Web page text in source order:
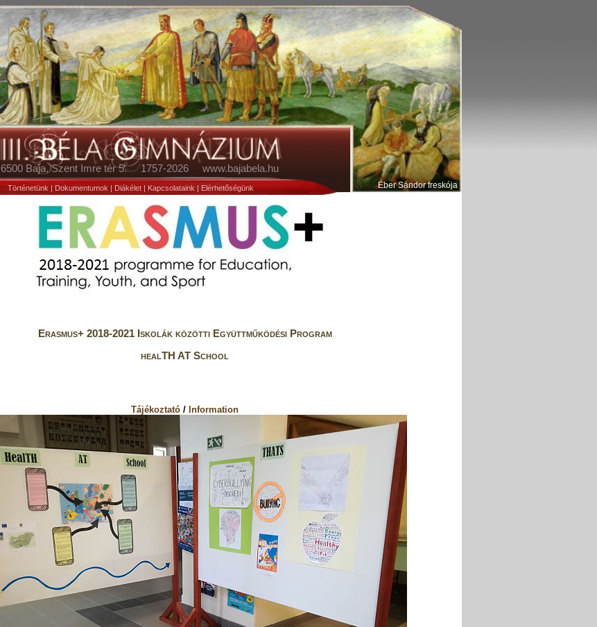
6500 Baja, Szent Imre tér 5. 1757-2026 www.bajabela.hu
Éber Sándor freskója
Történetünk | Dokumentumok | Diákélet | Kapcsolataink | Elérhetőségünk
Erasmus+ 2018-2021 Iskolák közötti Együttműködési Program
healTH AT School
Tájékoztató / Information